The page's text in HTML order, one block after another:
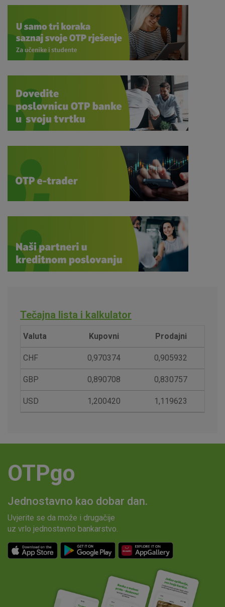
Tečajna lista i kalkulator
Valuta Kupovni Prodajni
CHF 0,970374 0,905932
GBP 0,890708 0,830757
USD 1,200420 1,119623
OTPgo
Jednostavno kao dobar dan.
Uvjerite se da može i drugačije
uz vrlo jednostavno bankarstvo.